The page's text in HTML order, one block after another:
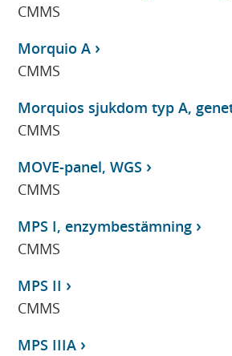
CMMS
Morquio A
CMMS
Morquios sjukdom typ A,
CMMS
MOVE-panel, WGS
CMMS
MPS I, enzymbestämning
CMMS
MPS II
CMMS
MPS IIIA